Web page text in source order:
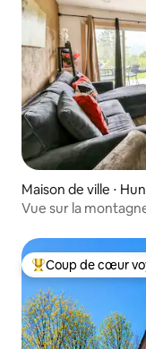
Maison de ville ⋅
Vue sur la
Coups de cœur
Coup de cœur